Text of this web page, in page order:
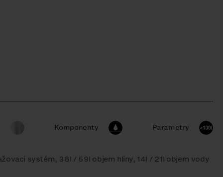
Komponenty Parametry
systém, 38l / 59l objem hliny, 14l / 21l objem vody